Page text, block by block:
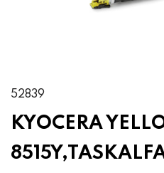
52839
KYOCERA